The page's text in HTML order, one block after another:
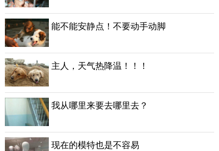
能不能安静点！不要动手动脚
主人，天气热降温！！！
我从哪里来要去哪里去？
现在的模特也是不容易